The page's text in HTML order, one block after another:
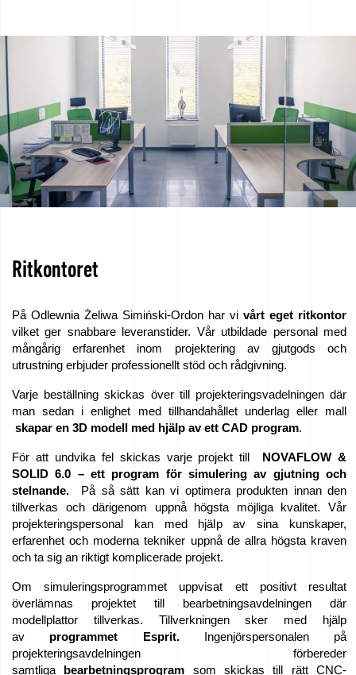
Ritkontoret
På Odlewnia Żeliwa Simiński-Ordon har vi vårt eget ritkontor
vilket ger snabbare leveranstider. Vår utbildade personal med
mångårig erfarenhet inom projektering av gjutgods och
utrustning erbjuder professionellt stöd och rådgivning.
Varje beställning skickas över till projekteringsvadelningen där
man sedan i enlighet med tillhandahållet underlag eller mall
skapar en 3D modell med hjälp av ett CAD program.
För att undvika fel skickas varje projekt till
NOVAFLOW &
SOLID 6.0 – ett program för simulering av gjutning och
stelnande.
På så sätt kan vi optimera produkten innan den
tillverkas och därigenom uppnå högsta möjliga kvalitet. Vår
projekteringspersonal kan med hjälp av sina kunskaper,
erfarenhet och moderna tekniker uppnå de allra högsta kraven
och ta sig an riktigt komplicerade projekt.
Om simuleringsprogrammet uppvisat ett positivt resultat
överlämnas projektet till bearbetningsavdelningen där
modellplattor tillverkas. Tillverkningen sker med hjälp
av programmet Esprit.Ingenjörspersonalen på
projekteringsavdelningen förbereder
samtliga
bearbetningsprogram som skickas till rätt CNC-